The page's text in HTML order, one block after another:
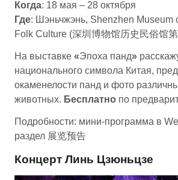
Когда: 18 мая – 28 октября
Где: Шэньчжэнь, Shenzhen Museum
Folk Culture (深圳博物馆历史民俗馆
На выставке «Эпоха панд»
национального символа Китая,
окаменелости панд и фото
животных. Бесплатно по
Подробности: мини-программа в
раздел 展览预告
Концерт Линь Цзюньцзе